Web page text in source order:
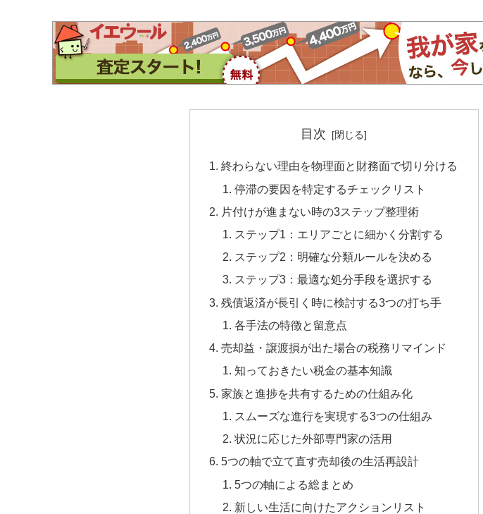
目次
終わらない理由を物理面と財務面で切り分ける
停滞の要因を特定するチェックリスト
片付けが進まない時の3ステップ整理術
ステップ1：エリアごとに細かく分割する
ステップ2：明確な分類ルールを決める
ステップ3：最適な処分手段を選択する
残債返済が長引く時に検討する3つの打ち手
各手法の特徴と留意点
売却益・譲渡損が出た場合の税務リマインド
知っておきたい税金の基本知識
家族と進捗を共有するための仕組み化
スムーズな進行を実現する3つの仕組み
状況に応じた外部専門家の活用
5つの軸で立て直す売却後の生活再設計
5つの軸による総まとめ
新しい生活に向けたアクションリスト